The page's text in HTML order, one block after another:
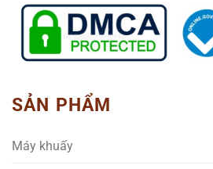
SẢN PHẨM
Máy khuấy